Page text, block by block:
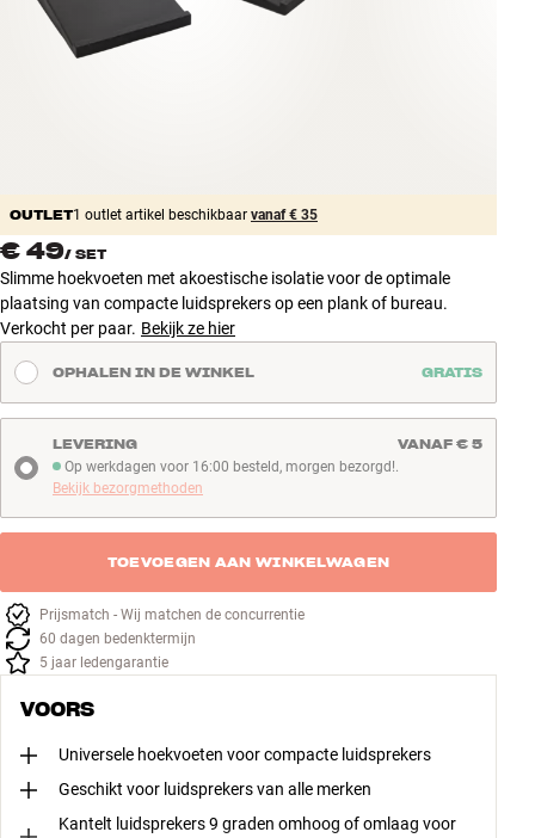
Accessoires
AANBIEDINGEN
Winkels
Klantenservice
Inloggen
Klantenservice
Bouw met geluid
OUTLET1 outlet artikel beschikbaar vanaf € 35
€ 49/ SET
Slimme hoekvoeten met akoestische isolatie voor de optimale
plaatsing van compacte luidsprekers op een plank of bureau.
Verkocht per paar. Bekijk ze hier
OPHALEN IN DE WINKEL GRATIS
Op werkdagen voor 16:00 besteld, morgen bezorgd!
Op werkdagen voor 16:00 besteld, morgen bezorgd!.
Bekijk bezorgmethoden
LEVERING VANAF € 5
TOEVOEGEN AAN WINKELWAGEN
Prijsmatch - Wij matchen de concurrentie
60 dagen bedenktermijn
5 jaar ledengarantie
VOORS
Universele hoekvoeten voor compacte luidsprekers
Geschikt voor luidsprekers van alle merken
Kantelt luidsprekers 9 graden omhoog of omlaag voor